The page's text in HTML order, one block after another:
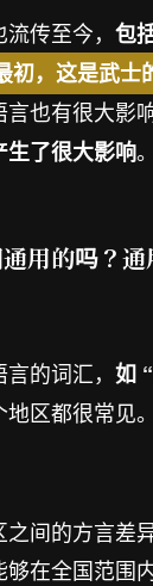
传至今， 包
初，这是武士
也有很大影
生了很大影响。
用的吗？
的词汇， 如
区都很常见。
间的方言差
在全国范围